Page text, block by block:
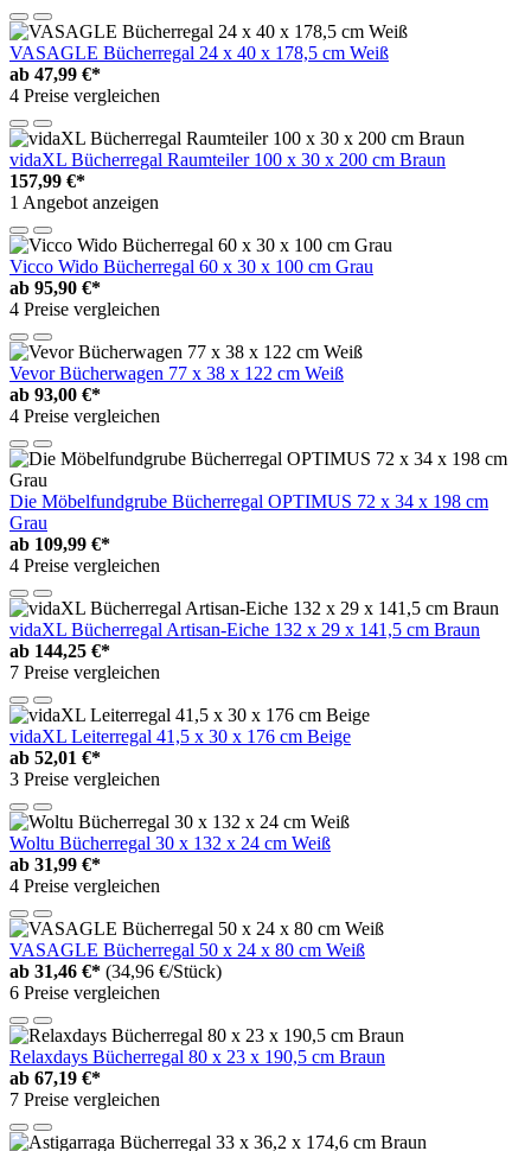
VASAGLE Bücherregal 24 x 40 x 178,5 cm Weiß
ab 47,99 €*
4 Preise vergleichen
vidaXL Bücherregal Raumteiler 100 x 30 x 200 cm Braun
157,99 €*
1 Angebot anzeigen
Vicco Wido Bücherregal 60 x 30 x 100 cm Grau
ab 95,90 €*
4 Preise vergleichen
Vevor Bücherwagen 77 x 38 x 122 cm Weiß
ab 93,00 €*
4 Preise vergleichen
Die Möbelfundgrube Bücherregal OPTIMUS 72 x 34 x 198 cm
Grau
ab 109,99 €*
4 Preise vergleichen
vidaXL Bücherregal Artisan-Eiche 132 x 29 x 141,5 cm Braun
ab 144,25 €*
7 Preise vergleichen
vidaXL Leiterregal 41,5 x 30 x 176 cm Beige
ab 52,01 €*
3 Preise vergleichen
Woltu Bücherregal 30 x 132 x 24 cm Weiß
ab 31,99 €*
4 Preise vergleichen
VASAGLE Bücherregal 50 x 24 x 80 cm Weiß
ab 31,46 €* (34,96 €/Stück)
6 Preise vergleichen
Relaxdays Bücherregal 80 x 23 x 190,5 cm Braun
ab 67,19 €*
7 Preise vergleichen